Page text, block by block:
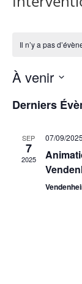
Il n’y a pas
À venir
une
Derniers
SEP
7
2025
07/09/